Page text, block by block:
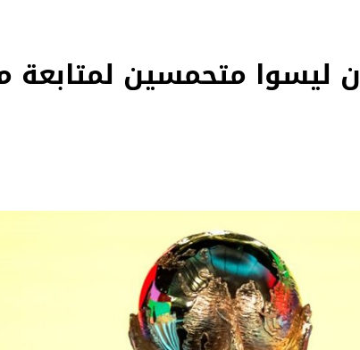
ليسوا متحمسين لمتابعة